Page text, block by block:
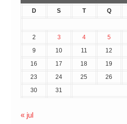
D S T Q
2
3 4 5
9
10 11 12
16
17 18 19
23
24 25 26
30
31
« jul